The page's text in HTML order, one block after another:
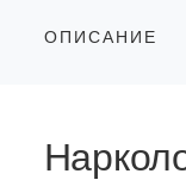
ОПИСАНИЕ